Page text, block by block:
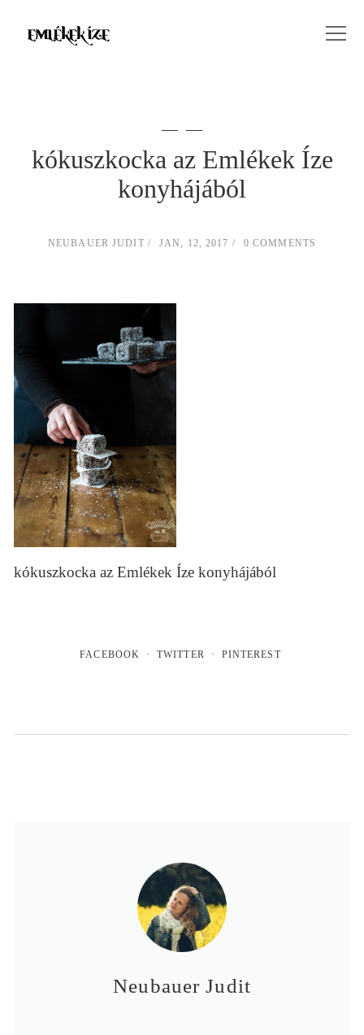
kókuszkocka az Emlékek Íze
konyhájából
NEUBAUER JUDIT JAN, 12, 2017 0 COMMENTS
kókuszkocka az Emlékek Íze konyhájából
FACEBOOK TWITTER PINTEREST
Neubauer Judit